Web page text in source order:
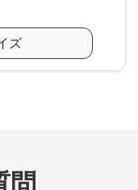
ズ
問